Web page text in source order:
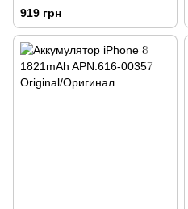
3279 mAh/ Model A2863
Original
919 грн